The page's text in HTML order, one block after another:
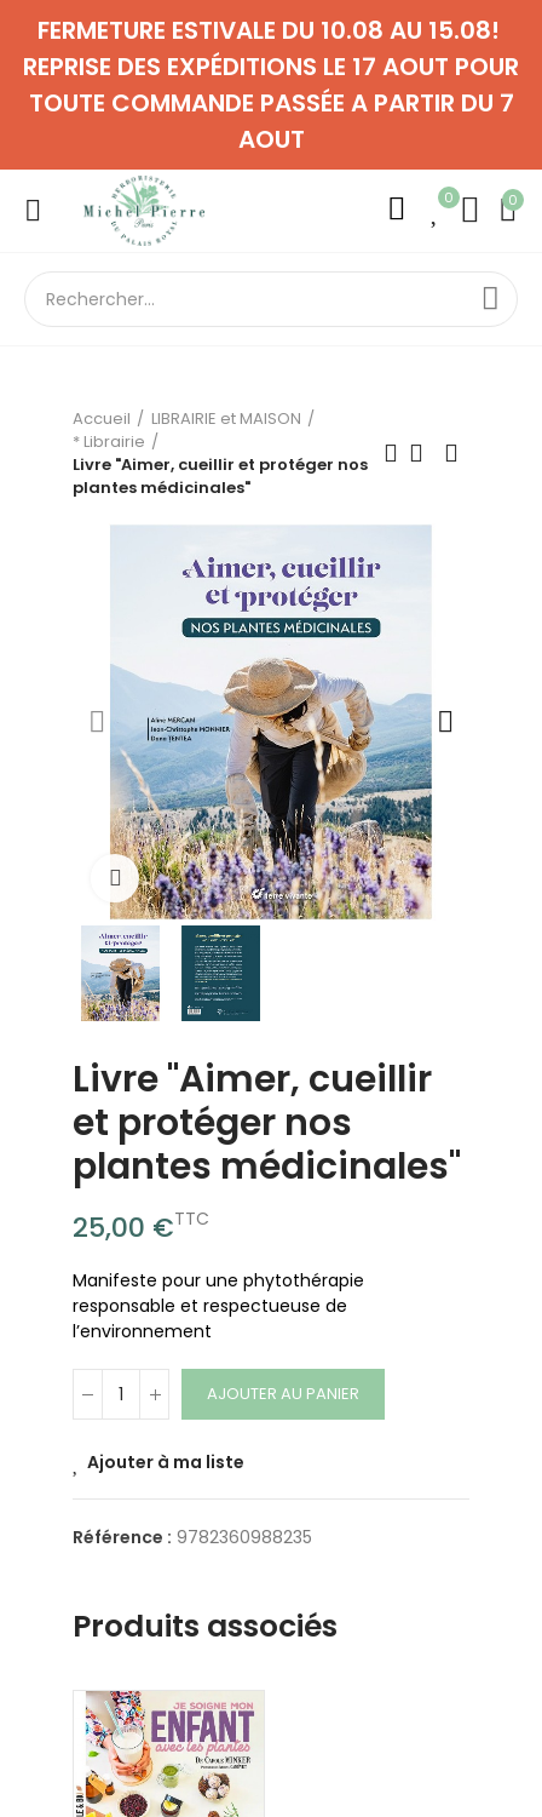
FERMETURE ESTIVALE DU 10.08 AU 15.08!
REPRISE DES EXPÉDITIONS LE 17 AOUT POUR
TOUTE COMMANDE PASSÉE A PARTIR DU 7
AOUT
0 0
Accueil
LIBRAIRIE et MAISON
* Librairie
Livre "Aimer, cueillir et protéger nos
plantes médicinales"
Click to enlarge
Livre "Aimer, cueillir
et protéger nos
plantes médicinales"
25,00 €TTC
Manifeste pour une phytothérapie
responsable et respectueuse de
l’environnement
AJOUTER AU PANIER
Ajouter à ma liste
Référence : 9782360988235
Produits associés